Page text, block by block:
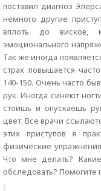
поставил диагноз
немного другие
вплоть до висков,
эмоционального
Так же иногда
страх повышается
140-150. Очень часто
рук. Иногда синеют
стоишь и опускаешь
цвет. Все врачи
этих приступов я
физические
Что мне делать?
обследовать? Помогите